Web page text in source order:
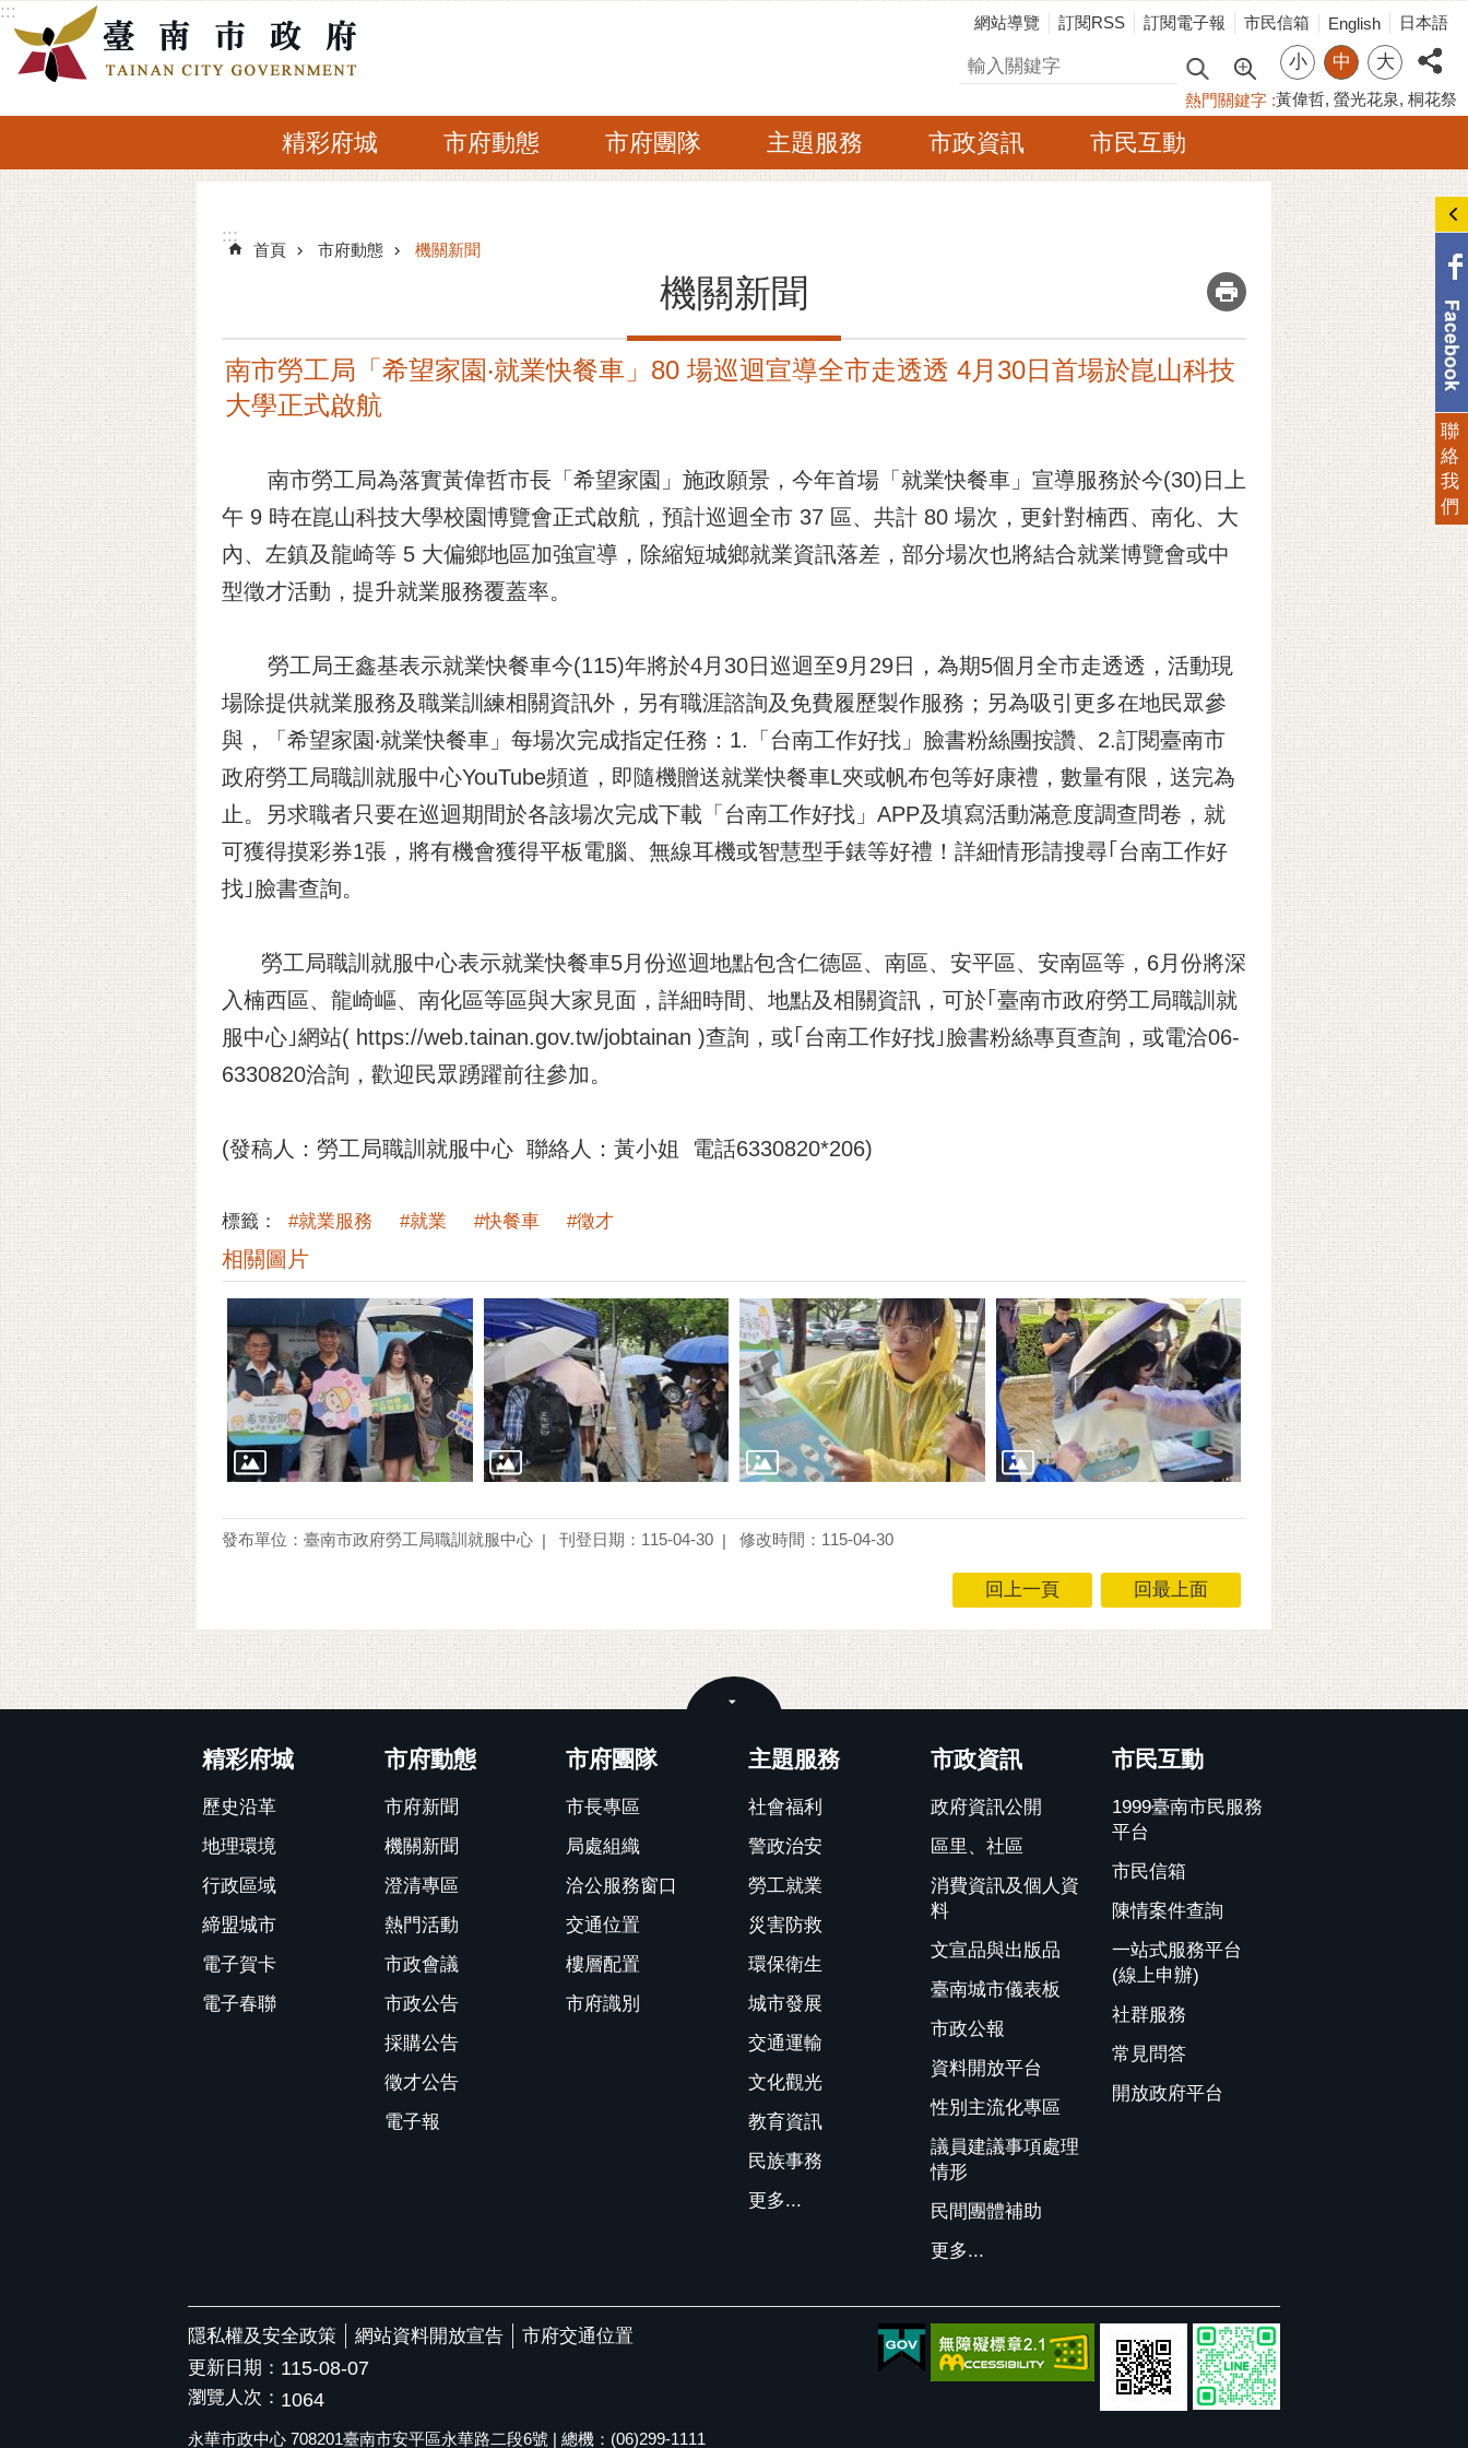
跳到主要內容區塊
:::
網站導覽 訂閱RSS 訂閱電子報 市民信箱 English 日本語
搜尋 小 中 大
熱門關鍵字 黃偉哲 螢光花泉 桐花祭
精彩府城 市府動態 市府團隊 主題服務 市政資訊 市民互動
:::
:::
首頁 市府動態 機關新聞
機關新聞 _
南市勞工局「希望家園‧就業快餐車」80 場巡迴宣導全市走透透 4月30日首場於崑山科技
大學正式啟航
南市勞工局為落實黃偉哲市長「希望家園」施政願景，今年首場「就業快餐車」宣導服務於今(30)日上
午 9 時在崑山科技大學校園博覽會正式啟航，預計巡迴全市 37 區、共計 80 場次，更針對楠西、南化、大
內、左鎮及龍崎等 5 大偏鄉地區加強宣導，除縮短城鄉就業資訊落差，部分場次也將結合就業博覽會或中
型徵才活動，提升就業服務覆蓋率。
勞工局王鑫基表示就業快餐車今(115)年將於4月30日巡迴至9月29日，為期5個月全市走透透，活動現
場除提供就業服務及職業訓練相關資訊外，另有職涯諮詢及免費履歷製作服務；另為吸引更多在地民眾參
與，「希望家園‧就業快餐車」每場次完成指定任務：1.「台南工作好找」臉書粉絲團按讚、2.訂閱臺南市
政府勞工局職訓就服中心YouTube頻道，即隨機贈送就業快餐車L夾或帆布包等好康禮，數量有限，送完為
止。另求職者只要在巡迴期間於各該場次完成下載「台南工作好找」APP及填寫活動滿意度調查問卷，就
可獲得摸彩券1張，將有機會獲得平板電腦、無線耳機或智慧型手錶等好禮！詳細情形請搜尋｢台南工作好
找｣臉書查詢。
勞工局職訓就服中心表示就業快餐車5月份巡迴地點包含仁德區、南區、安平區、安南區等，6月份將深
入楠西區、龍崎嶇、南化區等區與大家見面，詳細時間、地點及相關資訊，可於｢臺南市政府勞工局職訓就
服中心｣網站( https://web.tainan.gov.tw/jobtainan )查詢，或｢台南工作好找｣臉書粉絲專頁查詢，或電洽06-
6330820洽詢，歡迎民眾踴躍前往參加。
(發稿人：勞工局職訓就服中心 聯絡人：黃小姐 電話6330820*206)
標籤： #就業服務 #就業 #快餐車 #徵才
相關圖片
發布單位：臺南市政府勞工局職訓就服中心 刊登日期：115-04-30 修改時間：115-04-30
回上一頁 回最上面
精彩府城
歷史沿革
地理環境
行政區域
締盟城市
電子賀卡
電子春聯
市府動態
市府新聞
機關新聞
澄清專區
熱門活動
市政會議
市政公告
採購公告
徵才公告
電子報
市府團隊
市長專區
局處組織
洽公服務窗口
交通位置
樓層配置
市府識別
主題服務
社會福利
警政治安
勞工就業
災害防救
環保衛生
城市發展
交通運輸
文化觀光
教育資訊
民族事務
更多...
市政資訊
政府資訊公開
區里、社區
消費資訊及個人資
料
文宣品與出版品
臺南城市儀表板
市政公報
資料開放平台
性別主流化專區
議員建議事項處理
情形
民間團體補助
更多...
市民互動
1999臺南市民服務
平台
市民信箱
陳情案件查詢
一站式服務平台
(線上申辦)
社群服務
常見問答
開放政府平台
隱私權及安全政策 網站資料開放宣告
市府交通位置
更新日期： 115-08-07
瀏覽人次： 1064
永華市政中心 708201臺南市安平區永華路二段6號 | 總機：(06)299-1111
聯
絡
我
們